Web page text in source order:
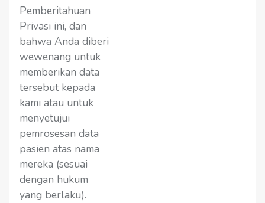
Pemberitahuan
Privasi ini, dan
bahwa Anda diberi
wewenang untuk
memberikan data
tersebut kepada
kami atau untuk
menyetujui
pemrosesan data
pasien atas nama
mereka (sesuai
dengan hukum
yang berlaku).